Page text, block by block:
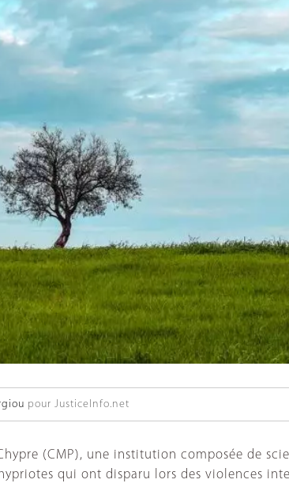
pour JusticeInfo.net
(CMP), une institution composée de
qui ont disparu lors des violences